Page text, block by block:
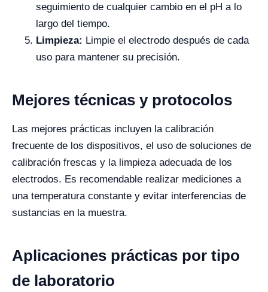
seguimiento de cualquier cambio en el pH a lo
largo del tiempo.
Limpieza: Limpie el electrodo después de cada
uso para mantener su precisión.
Mejores técnicas y protocolos
Las mejores prácticas incluyen la calibración
frecuente de los dispositivos, el uso de soluciones de
calibración frescas y la limpieza adecuada de los
electrodos. Es recomendable realizar mediciones a
una temperatura constante y evitar interferencias de
sustancias en la muestra.
Aplicaciones prácticas por tipo
de laboratorio